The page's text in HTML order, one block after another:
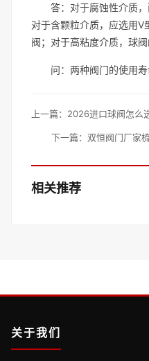
答：对于腐蚀性介质
对于含颗粒介质，应选用
阀；对于高粘度介质，球阀
问：两种阀门的使用寿
上一篇： 2026进口球阀怎么
下一篇： 双恒阀门厂家
相关推荐
关于我们